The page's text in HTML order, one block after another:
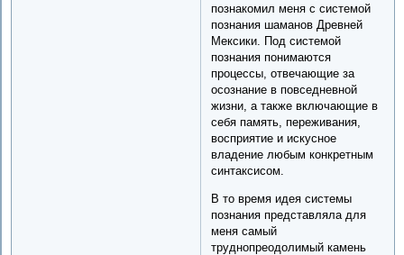
познакомил меня с системой
познания шаманов Древней
Мексики. Под системой
познания понимаются
процессы, отвечающие за
осознание в повседневной
жизни, а также включающие в
себя память, переживания,
восприятие и искусное
владение любым конкретным
синтаксисом.
В то время идея системы
познания представляла для
меня самый
труднопреодолимый камень